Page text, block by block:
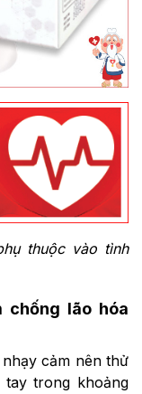
thuộc vào tình
chống lão hóa
cảm nên thử
trong khoảng